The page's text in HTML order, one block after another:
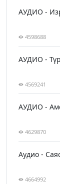
АУДИО -
4598688
АУДИО -
4569241
АУДИО -
4629870
Аудио -
4664992